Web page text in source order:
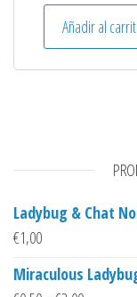
Añadir al
Ladybug & Chat
€1,00
Miraculous